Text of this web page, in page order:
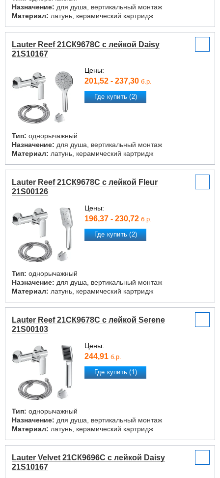
Назначение: для душа, вертикальный монтаж
Материал: латунь, керамический картридж
Lauter Reef 21СК9678C с лейкой Daisy
21S10167
Цены:
201,52 - 237,30 б.р.
Где купить (2)
Тип: однорычажный
Назначение: для душа, вертикальный монтаж
Материал: латунь, керамический картридж
Lauter Reef 21СК9678C с лейкой Fleur
21S00126
Цены:
196,37 - 230,72 б.р.
Где купить (2)
Тип: однорычажный
Назначение: для душа, вертикальный монтаж
Материал: латунь, керамический картридж
Lauter Reef 21СК9678C с лейкой Serene
21S00103
Цены:
244,91 б.р.
Где купить (1)
Тип: однорычажный
Назначение: для душа, вертикальный монтаж
Материал: латунь, керамический картридж
Lauter Velvet 21СК9696С с лейкой Daisy
21S10167